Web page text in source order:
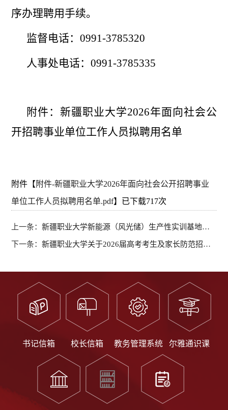
序办理聘用 手续。
监督电话：0991-3785320
人事处电话：0991-3785335
附件：新疆职业大学2026年面向社会公
开招聘事业单位工作人员拟聘用名单
附件【 附件-新疆职业大学2026年面向社会公开招聘事业
单位工作人员拟聘用名单.pdf】已下载717次
上一条：新疆职业大学新能源（风光储）生产性实训基地合作共建项目磋商结果公示
下一条：新疆职业大学关于2026届高考考生及家长防范招生诈骗的公告
书记信箱 校长信箱 教务管理系统 尔雅通识课